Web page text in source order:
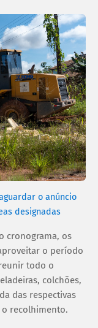
o anúncio
designadas
cronograma, os
o período
todo o
colchões,
das respectivas
o recolhimento.